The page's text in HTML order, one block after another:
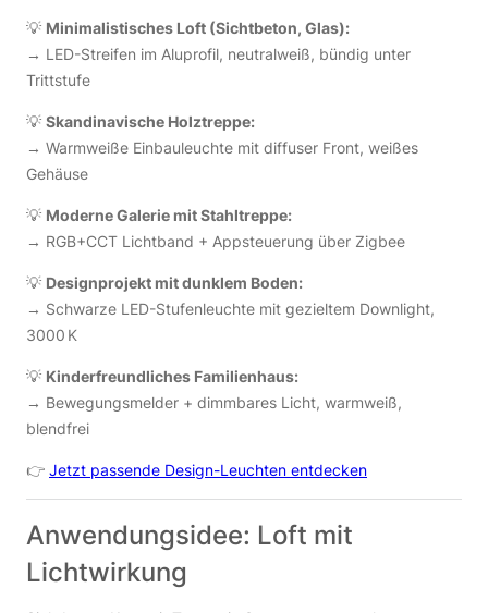
💡 Minimalistisches Loft (Sichtbeton, Glas):
→ LED-Streifen im Aluprofil, neutralweiß, bündig unter
Trittstufe
💡 Skandinavische Holztreppe:
→ Warmweiße Einbauleuchte mit diffuser Front, weißes
Gehäuse
💡 Moderne Galerie mit Stahltreppe:
→ RGB+CCT Lichtband + Appsteuerung über Zigbee
💡 Designprojekt mit dunklem Boden:
→ Schwarze LED-Stufenleuchte mit gezieltem Downlight,
3000 K
💡 Kinderfreundliches Familienhaus:
→ Bewegungsmelder + dimmbares Licht, warmweiß,
blendfrei
👉 Jetzt passende Design-Leuchten entdecken
Anwendungsidee: Loft mit
Lichtwirkung